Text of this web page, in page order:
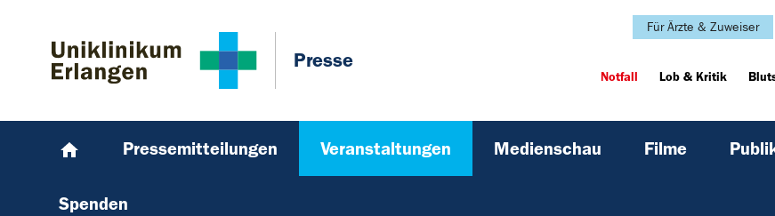
Presse
Für Ärzte & Zuweiser
Notfall Lob & Kritik
Pressemitteilungen Veranstaltungen Medienschau Filme
Spenden